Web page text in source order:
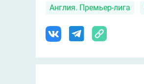
Англия. Премьер-лига